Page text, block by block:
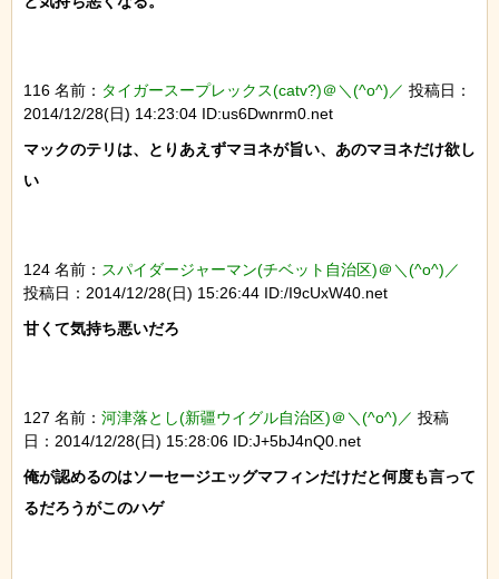
116 名前： タイガースープレックス(catv?)＠＼(^o^)／ 投稿日：
2014/12/28(日) 14:23:04 ID:us6Dwnrm0.net
マックのテリは、とりあえずマヨネが旨い、あのマヨネだけ欲し
い
124 名前： スパイダージャーマン(チベット自治区)＠＼(^o^)／
投稿日：2014/12/28(日) 15:26:44 ID:/I9cUxW40.net
甘くて気持ち悪いだろ
127 名前： 河津落とし(新疆ウイグル自治区)＠＼(^o^)／ 投稿
日：2014/12/28(日) 15:28:06 ID:J+5bJ4nQ0.net
俺が認めるのはソーセージエッグマフィンだけだと何度も言って
るだろうがこのハゲ